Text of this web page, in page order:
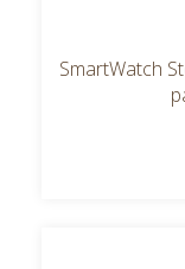
SmartWatch